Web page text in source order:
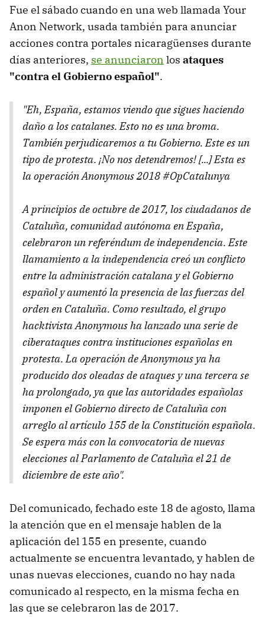
Fue el sábado cuando en una web llamada Your
Anon Network, usada también para anunciar
acciones contra portales nicaragüenses durante
días anteriores, se anunciaron los ataques
"contra el Gobierno español".
"Eh, España, estamos viendo que sigues haciendo
daño a los catalanes. Esto no es una broma.
También perjudicaremos a tu Gobierno. Este es un
tipo de protesta. ¡No nos detendremos! [...] Esta es
la operación Anonymous 2018 #OpCatalunya
A principios de octubre de 2017, los ciudadanos de
Cataluña, comunidad autónoma en España,
celebraron un referéndum de independencia. Este
llamamiento a la independencia creó un conflicto
entre la administración catalana y el Gobierno
español y aumentó la presencia de las fuerzas del
orden en Cataluña. Como resultado, el grupo
hacktivista Anonymous ha lanzado una serie de
ciberataques contra instituciones españolas en
protesta. La operación de Anonymous ya ha
producido dos oleadas de ataques y una tercera se
ha prolongado, ya que las autoridades españolas
imponen el Gobierno directo de Cataluña con
arreglo al artículo 155 de la Constitución española.
Se espera más con la convocatoria de nuevas
elecciones al Parlamento de Cataluña el 21 de
diciembre de este año".
Del comunicado, fechado este 18 de agosto, llama
la atención que en el mensaje hablen de la
aplicación del 155 en presente, cuando
actualmente se encuentra levantado, y hablen de
unas nuevas elecciones, cuando no hay nada
comunicado al respecto, en la misma fecha en
las que se celebraron las de 2017.